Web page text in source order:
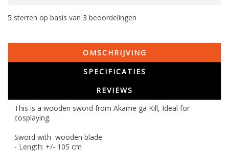
5 sterren op basis van 3 beoordelingen
OMSCHRIJVING
SPECIFICATIES
REVIEWS
This is a wooden sword from Akame ga Kill, Ideal for
cosplaying.
Sword with wooden blade
- Length: +/- 105 cm